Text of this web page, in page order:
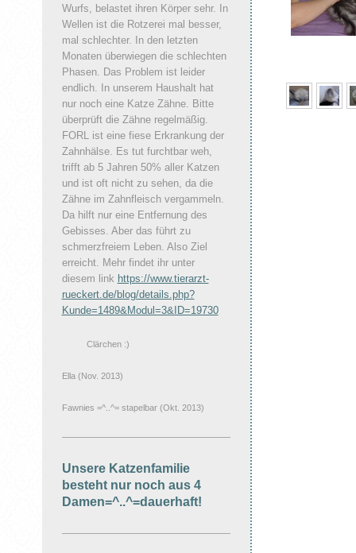
Wurfs, belastet ihren Körper sehr. In
Wellen ist die Rotzerei mal besser,
mal schlechter. In den letzten
Monaten überwiegen die schlechten
Phasen. Das Problem ist leider
endlich. In unserem Haushalt hat
nur noch eine Katze Zähne. Bitte
überprüft die Zähne regelmäßig.
FORL ist eine fiese Erkrankung der
Zahnhälse. Es tut furchtbar weh,
trifft ab 5 Jahren 50% aller Katzen
und ist oft nicht zu sehen, da die
Zähne im Zahnfleisch vergammeln.
Da hilft nur eine Entfernung des
Gebisses. Aber das führt zu
schmerzfreiem Leben. Also Ziel
erreicht. Mehr findet ihr unter
diesem link https://www.tierarzt-
rueckert.de/blog/details.php?
Kunde=1489&Modul=3&ID=19730
Clärchen :)
Ella (Nov. 2013)
Fawnies =^..^= stapelbar (Okt. 2013)
Unsere Katzenfamilie
besteht nur noch aus 4
Damen=^..^=dauerhaft!